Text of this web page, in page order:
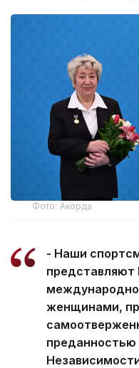
Фото: Акорда
- Наши
представляют
женщинами,
преданностью